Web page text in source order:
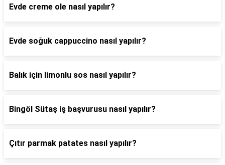
Evde creme ole nasıl yapılır?
Evde soğuk cappuccino nasıl yapılır?
Balık için limonlu sos nasıl yapılır?
Bingöl Sütaş iş başvurusu nasıl yapılır?
Çıtır parmak patates nasıl yapılır?